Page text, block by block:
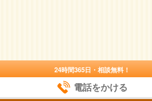
24時間365日・相談無料！
電話をかける